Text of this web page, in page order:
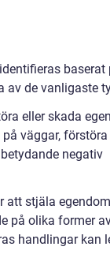
baserat
av de vanligaste
eller skada
väggar,
negativ
att stjäla
på olika former
handlingar kan